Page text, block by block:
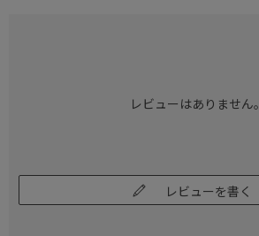
レビューはありません。
レビューを書く